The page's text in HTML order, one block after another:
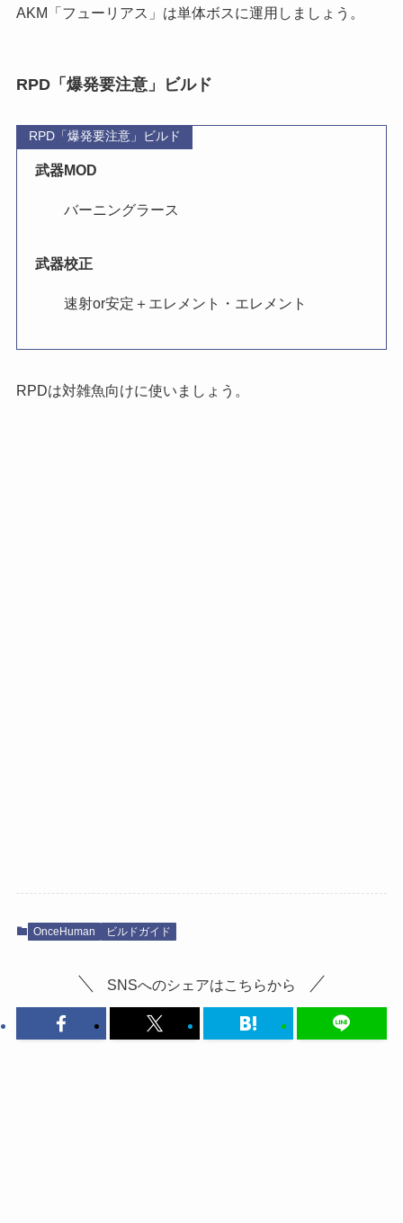
AKM「フューリアス」は単体ボスに運用しましょう。
RPD「爆発要注意」ビルド
RPD「爆発要注意」ビルド
武器MOD
バーニングラース
武器校正
速射or安定＋エレメント・エレメント
RPDは対雑魚向けに使いましょう。
OnceHuman ビルドガイド
SNSへのシェアはこちらから